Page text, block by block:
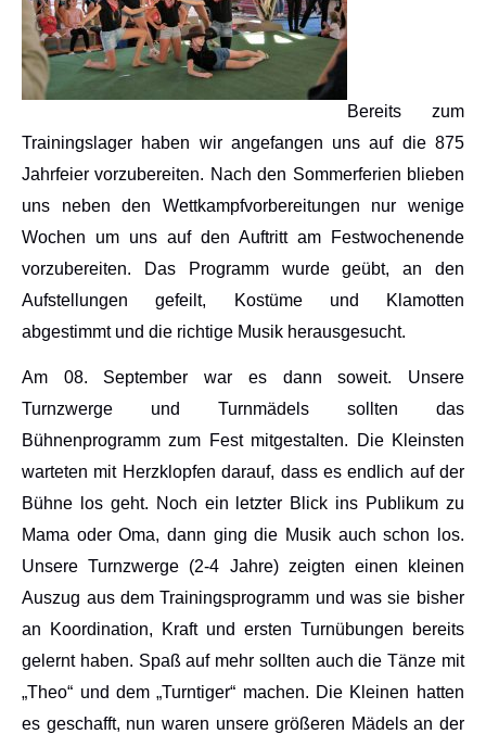
Bereits zum
Trainingslager haben wir angefangen uns auf die 875
Jahrfeier vorzubereiten. Nach den Sommerferien blieben
uns neben den Wettkampfvorbereitungen nur wenige
Wochen um uns auf den Auftritt am Festwochenende
vorzubereiten. Das Programm wurde geübt, an den
Aufstellungen gefeilt, Kostüme und Klamotten
abgestimmt und die richtige Musik herausgesucht.
Am 08. September war es dann soweit. Unsere
Turnzwerge und Turnmädels sollten das
Bühnenprogramm zum Fest mitgestalten. Die Kleinsten
warteten mit Herzklopfen darauf, dass es endlich auf der
Bühne los geht. Noch ein letzter Blick ins Publikum zu
Mama oder Oma, dann ging die Musik auch schon los.
Unsere Turnzwerge (2-4 Jahre) zeigten einen kleinen
Auszug aus dem Trainingsprogramm und was sie bisher
an Koordination, Kraft und ersten Turnübungen bereits
gelernt haben. Spaß auf mehr sollten auch die Tänze mit
„Theo“ und dem „Turntiger“ machen. Die Kleinen hatten
es geschafft, nun waren unsere größeren Mädels an der